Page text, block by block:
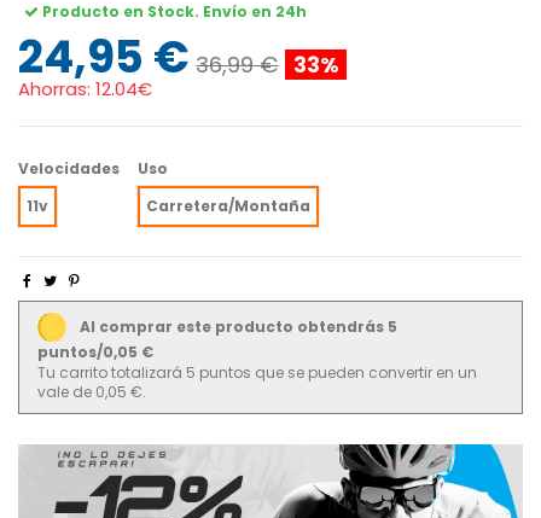
Producto en Stock. Envío en 24h
24,95 € 36,99 € 33%
Ahorras: 12.04€
Velocidades
11v
Uso
Carretera/Montaña
Al comprar este producto obtendrás 5
puntos/0,05 €
Tu carrito totalizará 5 puntos que se pueden convertir en un
vale de 0,05 €.